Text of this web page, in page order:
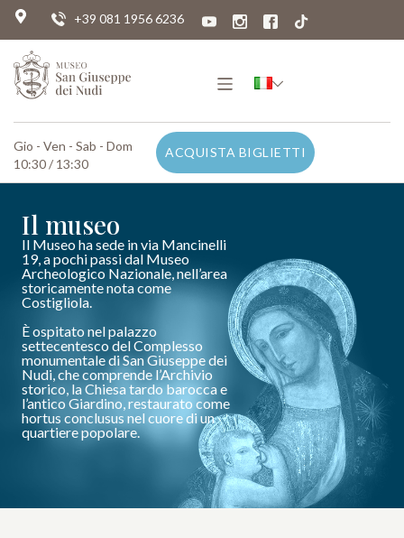
+39 081 1956 6236
Gio - Ven - Sab - Dom
10:30 / 13:30
ACQUISTA BIGLIETTI
Il museo
Il Museo ha sede in via Mancinelli
19, a pochi passi dal Museo
Archeologico Nazionale, nell’area
storicamente nota come
Costigliola.
È ospitato nel palazzo
settecentesco del Complesso
monumentale di San Giuseppe dei
Nudi, che comprende l’Archivio
storico, la Chiesa tardo barocca e
l’antico Giardino, restaurato come
hortus conclusus nel cuore di un
quartiere popolare.